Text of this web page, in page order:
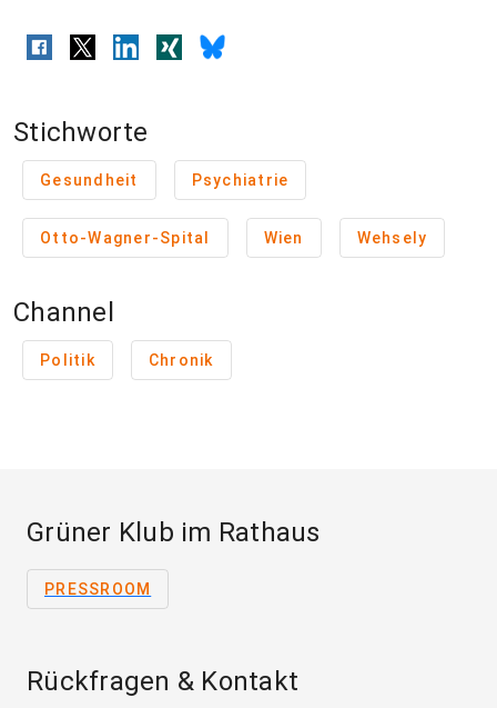
Stichworte
Gesundheit Psychiatrie
Otto-Wagner-Spital Wien Wehsely
Channel
Politik Chronik
Grüner Klub im Rathaus
PRESSROOM
Rückfragen & Kontakt